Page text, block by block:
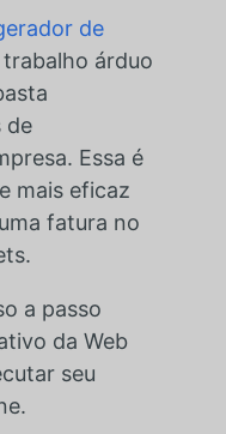
de
trabalho árduo
de
Essa é
mais eficaz
fatura no
a passo
da Web
seu